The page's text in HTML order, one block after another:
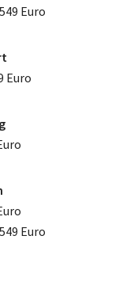
Euro
Euro
Euro